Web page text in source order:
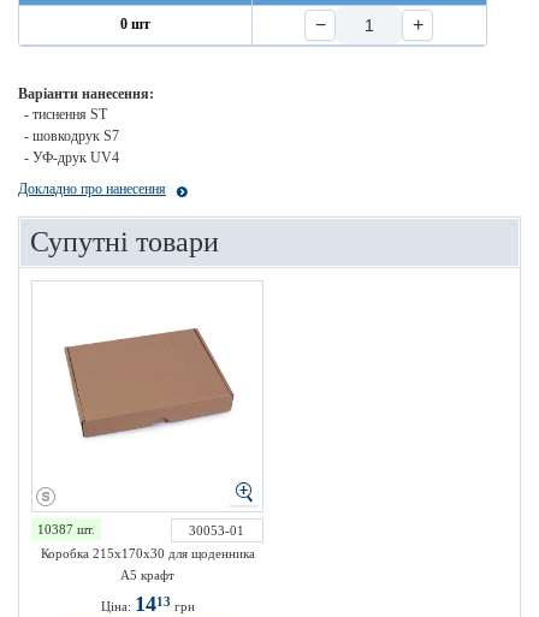
0 шт − +
Варіанти нанесення:
- тиснення ST
- шовкодрук S7
- УФ-друк UV4
Докладно про нанесення
Супутні товари
10387 шт.
30053-01
Коробка 215х170х30 для щоденника
А5 крафт
Ціна: 1413 грн